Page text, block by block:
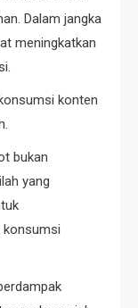
Dalam jangka
meningkatkan
konten
bukan
yang
konsumsi